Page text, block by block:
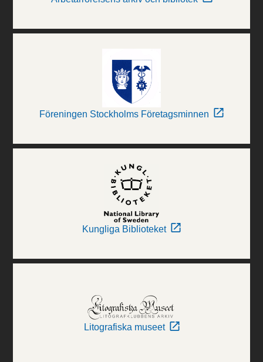
Föreningen Stockholms Företagsminnen
Kungliga Biblioteket
Litografiska museet